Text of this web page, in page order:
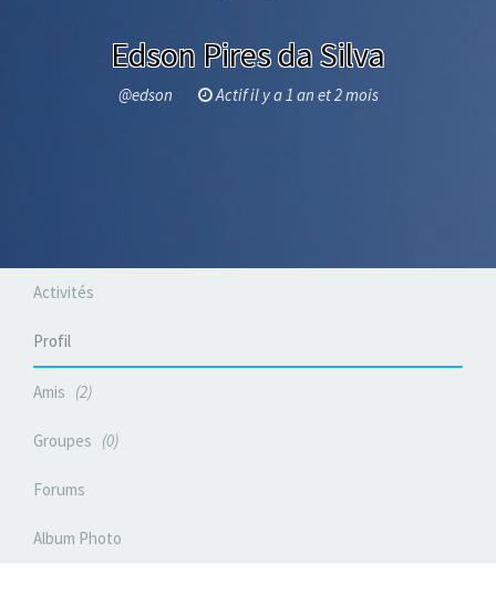
Edson Pires da Silva
@edson Actif il y a 1 an et 2 mois
Activités
Profil
Amis 2
Groupes 0
Forums
Album Photo